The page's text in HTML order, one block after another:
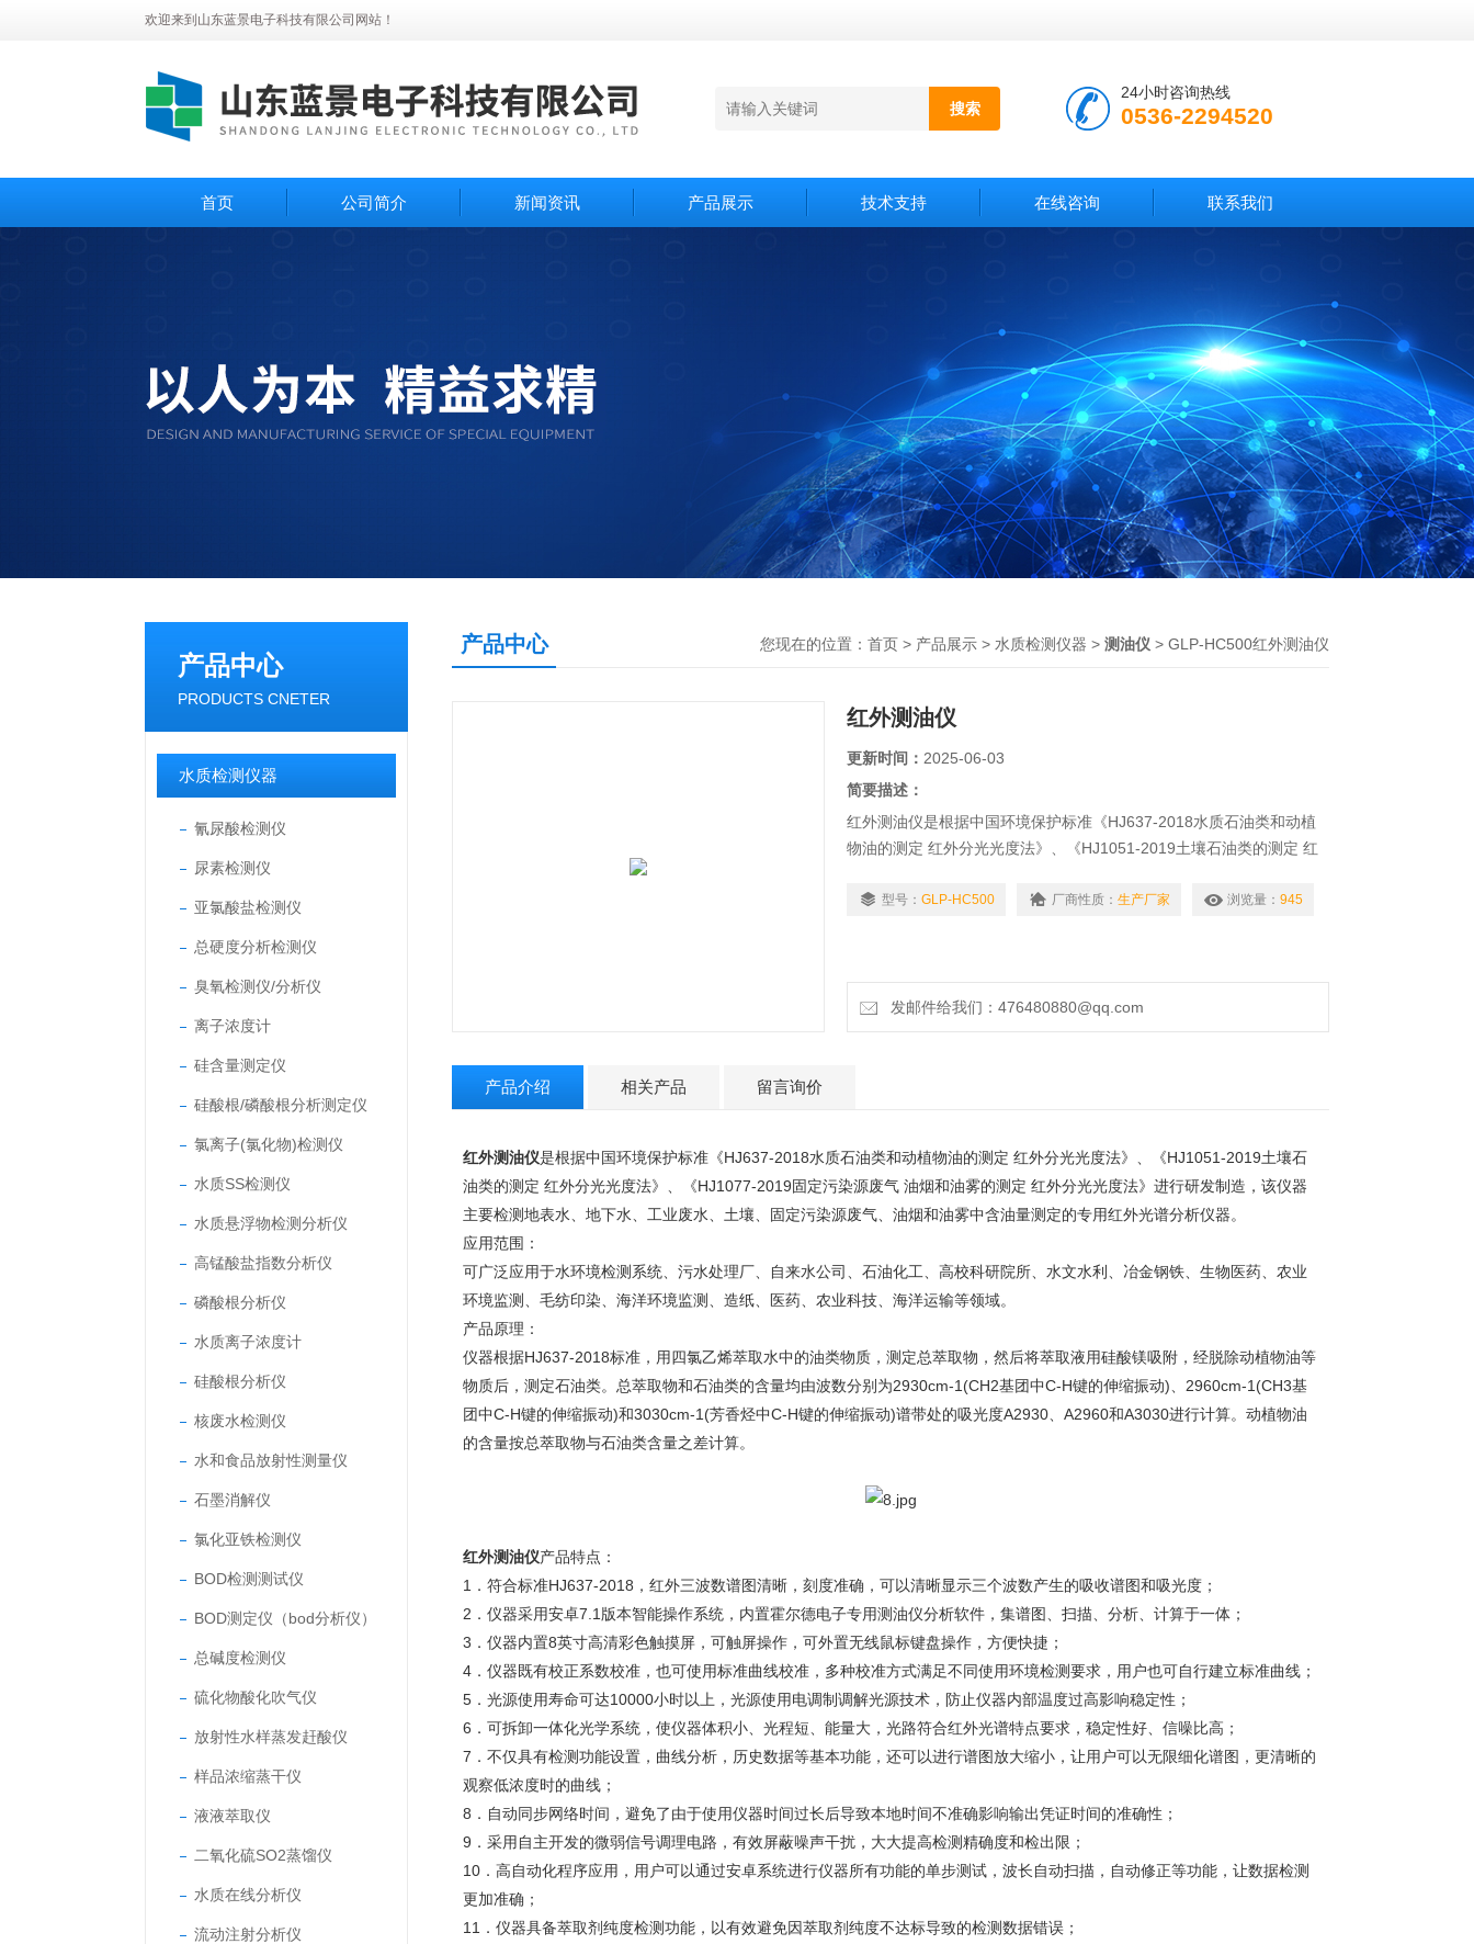
欢迎来到山东蓝景电子科技有限公司网站！
24小时咨询热线
0536-2294520
首页 公司简介 新闻资讯 产品展示 技术支持 在线咨询 联系我们
产品中心
PRODUCTS CNETER
水质检测仪器
氰尿酸检测仪
尿素检测仪
亚氯酸盐检测仪
总硬度分析检测仪
臭氧检测仪/分析仪
离子浓度计
硅含量测定仪
硅酸根/磷酸根分析测定仪
氯离子(氯化物)检测仪
水质SS检测仪
水质悬浮物检测分析仪
高锰酸盐指数分析仪
磷酸根分析仪
水质离子浓度计
硅酸根分析仪
核废水检测仪
水和食品放射性测量仪
石墨消解仪
氯化亚铁检测仪
BOD检测测试仪
BOD测定仪（bod分析仪）
总碱度检测仪
硫化物酸化吹气仪
放射性水样蒸发赶酸仪
样品浓缩蒸干仪
液液萃取仪
二氧化硫SO2蒸馏仪
水质在线分析仪
流动注射分析仪
产品中心 您现在的位置： 首页 > 产品展示 > 水质检测仪器 > 测油仪 > GLP-HC500红外测油仪
红外测油仪
更新时间： 2025-06-03
简要描述：
红外测油仪是根据中国环境保护标准《HJ637-2018水质石油类和动植
物油的测定 红外分光光度法》、《HJ1051-2019土壤石油类的测定 红
红外分光光度法》进行研发制造，该仪器主要检测地表水、地下水、工
型号： GLP-HC500 厂商性质： 生产厂家 浏览量： 945
发邮件给我们：476480880@qq.com
产品介绍 相关产品 留言询价
红外测油仪是根据中国环境保护标准《HJ637-2018水质石油类和动植物油的测定 红外分光光度法》、《HJ1051-2019土壤石
油类的测定 红外分光光度法》、《HJ1077-2019固定污染源废气 油烟和油雾的测定 红外分光光度法》进行研发制造，该仪器
主要检测地表水、地下水、工业废水、土壤、固定污染源废气、油烟和油雾中含油量测定的专用红外光谱分析仪器。
应用范围：
可广泛应用于水环境检测系统、污水处理厂、自来水公司、石油化工、高校科研院所、水文水利、冶金钢铁、生物医药、农业
环境监测、毛纺印染、海洋环境监测、造纸、医药、农业科技、海洋运输等领域。
产品原理：
仪器根据HJ637-2018标准，用四氯乙烯萃取水中的油类物质，测定总萃取物，然后将萃取液用硅酸镁吸附，经脱除动植物油等
物质后，测定石油类。总萃取物和石油类的含量均由波数分别为2930cm-1(CH2基团中C-H键的伸缩振动)、2960cm-1(CH3基
团中C-H键的伸缩振动)和3030cm-1(芳香烃中C-H键的伸缩振动)谱带处的吸光度A2930、A2960和A3030进行计算。动植物油
的含量按总萃取物与石油类含量之差计算。
红外测油仪产品特点：
1．符合标准HJ637-2018，红外三波数谱图清晰，刻度准确，可以清晰显示三个波数产生的吸收谱图和吸光度；
2．仪器采用安卓7.1版本智能操作系统，内置霍尔德电子专用测油仪分析软件，集谱图、扫描、分析、计算于一体；
3．仪器内置8英寸高清彩色触摸屏，可触屏操作，可外置无线鼠标键盘操作，方便快捷；
4．仪器既有校正系数校准，也可使用标准曲线校准，多种校准方式满足不同使用环境检测要求，用户也可自行建立标准曲线；
5．光源使用寿命可达10000小时以上，光源使用电调制调解光源技术，防止仪器内部温度过高影响稳定性；
6．可拆卸一体化光学系统，使仪器体积小、光程短、能量大，光路符合红外光谱特点要求，稳定性好、信噪比高；
7．不仅具有检测功能设置，曲线分析，历史数据等基本功能，还可以进行谱图放大缩小，让用户可以无限细化谱图，更清晰的
观察低浓度时的曲线；
8．自动同步网络时间，避免了由于使用仪器时间过长后导致本地时间不准确影响输出凭证时间的准确性；
9．采用自主开发的微弱信号调理电路，有效屏蔽噪声干扰，大大提高检测精确度和检出限；
10．高自动化程序应用，用户可以通过安卓系统进行仪器所有功能的单步测试，波长自动扫描，自动修正等功能，让数据检测
更加准确；
11．仪器具备萃取剂纯度检测功能，以有效避免因萃取剂纯度不达标导致的检测数据错误；